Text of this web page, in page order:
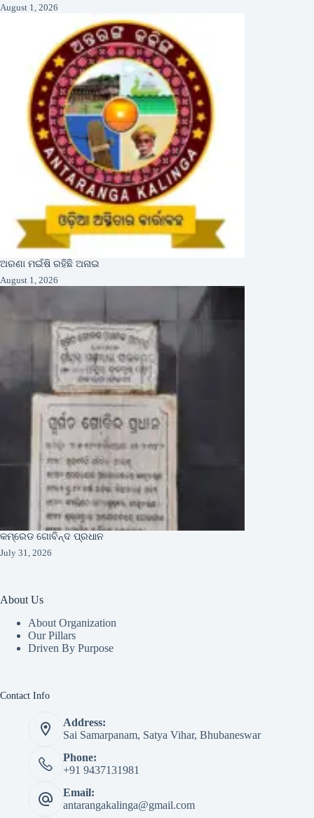
August 1, 2026
ଅରଣା ମଇଁଷି ରହିଛି ଅନାଇ
August 1, 2026
କମ୍ରେଡ ଗୋବିନ୍ଦ ପ୍ରଧାନ
July 31, 2026
About Us
About Organization
Our Pillars
Driven By Purpose​
Contact Info
Address:
Sai Samarpanam, Satya Vihar, Bhubaneswar
Phone:
+91 9437131981
Email:
antarangakalinga@gmail.com